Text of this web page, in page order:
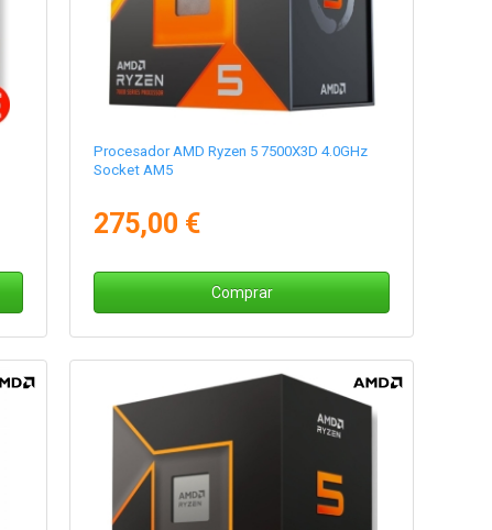
Procesador AMD Ryzen 5 7500X3D 4.0GHz
Socket AM5
275,00 €
Comprar